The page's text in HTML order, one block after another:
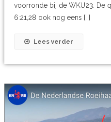
voorronde bij de WKU23. De
6:21,28 ook nog eens […]
Lees verder